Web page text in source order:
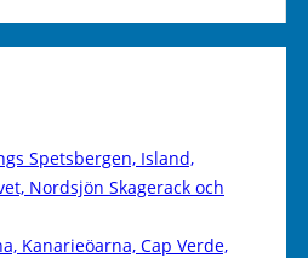
Spetsbergen, Island,
Nordsjön Skagerack och
Kanarieöarna, Cap Verde,